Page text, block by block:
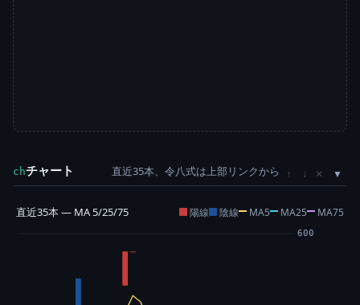
chチャート 直近35本、令八式は上部リンクから ↑ ↓ ×
直近35本 — MA 5/25/75 陽線 陰線 MA5 MA25 MA75
600